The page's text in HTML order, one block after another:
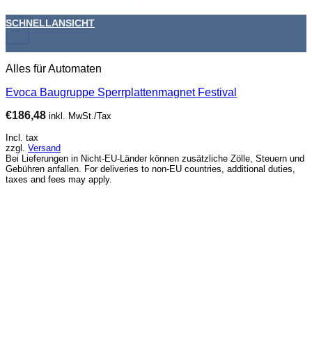
+
SCHNELLANSICHT
Alles für Automaten
Evoca Baugruppe Sperrplattenmagnet Festival
€186,48 inkl. MwSt./Tax
Incl. tax
zzgl. Versand
Bei Lieferungen in Nicht-EU-Länder können zusätzliche Zölle, Steuern und
Gebühren anfallen. For deliveries to non-EU countries, additional duties,
taxes and fees may apply.